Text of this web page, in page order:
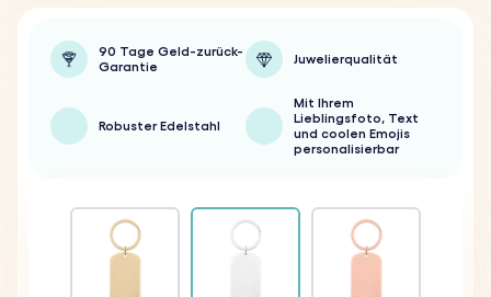
90 Tage Geld-zurück-
Garantie
Juwelierqualität
Robuster Edelstahl
Mit Ihrem
Lieblingsfoto, Text
und coolen Emojis
personalisierbar